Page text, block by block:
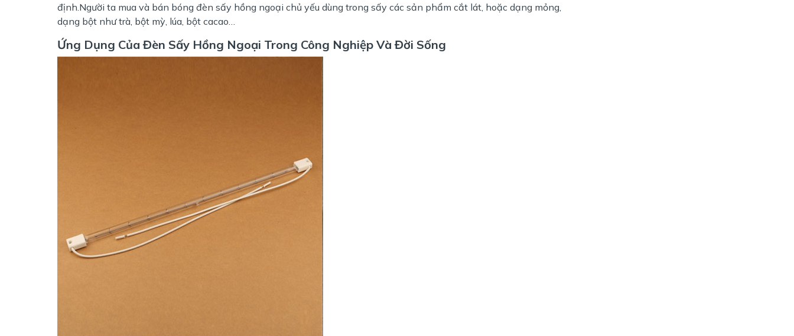
định.Người ta mua và bán bóng đèn sấy hồng ngoại chủ yếu dùng trong sấy các sản phẩm cắt lát, hoặc dạng mỏng,
dạng bột như trà, bột mỳ, lúa, bột cacao…
Ứng Dụng Của Đèn Sấy Hồng Ngoại Trong Công Nghiệp Và Đời Sống